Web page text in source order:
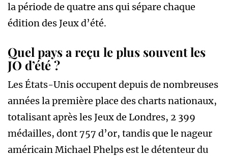
la période de quatre ans qui sépare chaque
édition des Jeux d’été.
Quel pays a reçu le plus souvent les
JO d’été ?
Les États-Unis occupent depuis de nombreuses
années la première place des charts nationaux,
totalisant après les Jeux de Londres, 2 399
médailles, dont 757 d’or, tandis que le nageur
américain Michael Phelps est le détenteur du